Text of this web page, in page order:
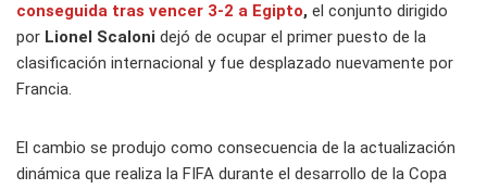
conseguida tras vencer 3-2 a Egipto, el conjunto dirigido
por Lionel Scaloni dejó de ocupar el primer puesto de la
clasificación internacional y fue desplazado nuevamente por
Francia.
El cambio se produjo como consecuencia de la actualización
dinámica que realiza la FIFA durante el desarrollo de la Copa